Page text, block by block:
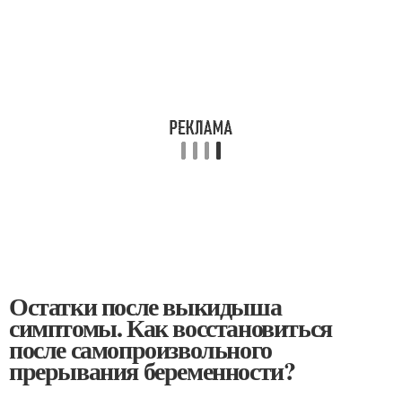
Остатки после выкидыша
симптомы. Как восстановиться
после самопроизвольного
прерывания беременности?